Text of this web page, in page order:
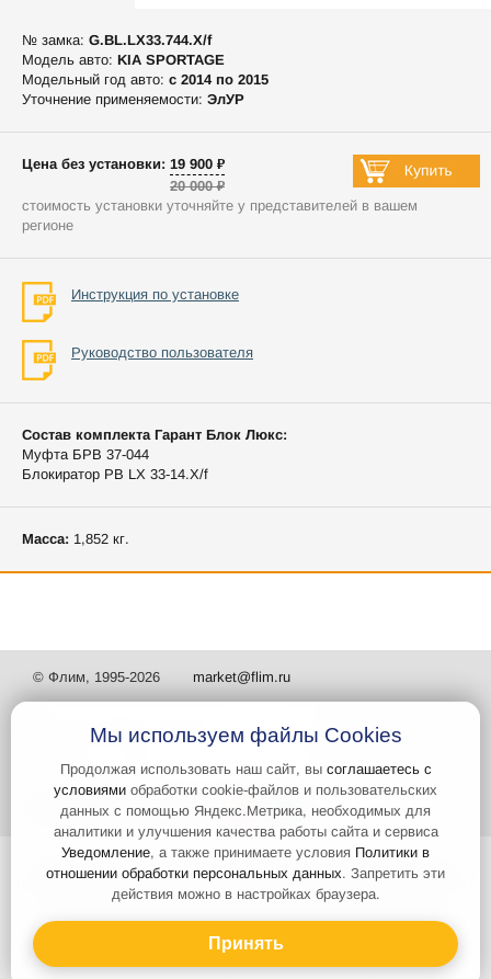
№ замка: G.BL.LX33.744.X/f
Модель авто: KIA SPORTAGE
Модельный год авто: c 2014 по 2015
Уточнение применяемости: ЭлУР
Цена без установки: 19 900 ₽
20 000 ₽
стоимость установки уточняйте у представителей в вашем
регионе
Инструкция по установке
Руководство пользователя
Состав комплекта Гарант Блок Люкс:
Муфта БРВ 37-044
Блокиратор РВ LX 33-14.X/f
Масса: 1,852 кг.
© Флим, 1995-2026 market@flim.ru
Задать вопрос Контакты
Интернет-сайт носит информационный характер и не является
публичной офертой, которая определяется положениями статьи 437
Гражданского кодекса РФ. Информация о характеристиках и
стоимости товаров, указанных на сайте, условия доставки может
быть изменена в одностороннем порядке. Информация по ценам,
может отличаться от фактической, к моменту оформления заказа.
Мы используем файлы Cookies
Продолжая использовать наш сайт, вы соглашаетесь с
условиями обработки cookie-файлов и пользовательских
данных с помощью Яндекс.Метрика, необходимых для
аналитики и улучшения качества работы сайта и сервиса
Уведомление, а также принимаете условия Политики в
отношении обработки персональных данных. Запретить эти
действия можно в настройках браузера.
Принять